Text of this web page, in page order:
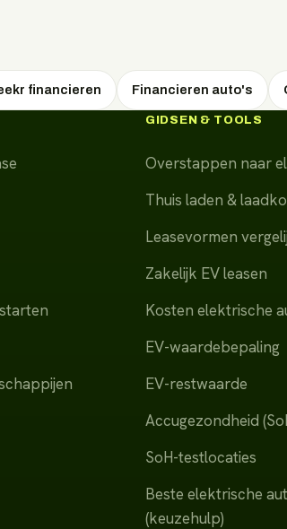
financieren Financieren auto's
GIDSEN & TOOLS
Overstappen naar
Thuis laden &
Leasevormen
Zakelijk EV leasen
Kosten elektrische
EV-waardebepaling
EV-restwaarde
Accugezondheid
SoH-testlocaties
Beste elektrische
(keuzehulp)